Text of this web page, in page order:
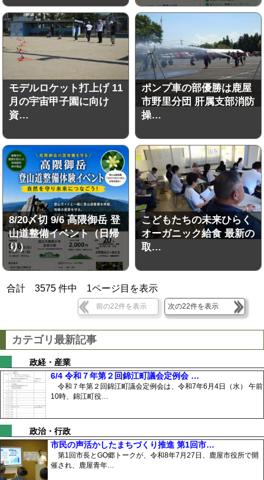
モデルロケット打上げ 11
月の宇宙甲子園に向け
資…
ポンプ車の部優勝は鹿屋
市野里分団 肝属支部消防
操…
8/20〆切 9/6 高隈御岳 登
山道整備イベント（日帰
り）
こどもたちの未来ひらく
オーガニック給食 最新の
取…
合計3575 件中 1ページ目を表示
前の22件を表示 次の22件を表示
カテゴリ最新記事
政経・産業
6/4 令和７年第２回錦江町議会定例会 …
令和７年第２回錦江町議会定例会は、令和7年6月4日（水） 午前
10時、錦江町役…
政治・行政
市民の声活かしたまちづくり推進 第1回市…
第1回市長とGO郷トークが、令和8年7月27日、鹿屋市役所で開
催され、鹿屋青年…